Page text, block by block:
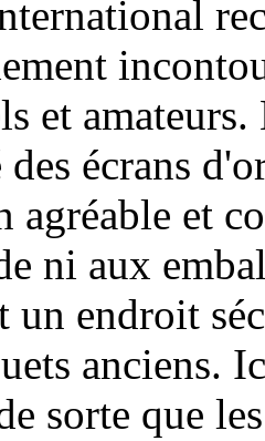
et
des écrans
agréable et
ni aux
un endroit
anciens.
sorte que